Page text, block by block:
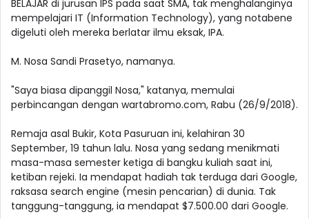
BELAJAR di jurusan IPS pada saat SMA, tak menghalanginya
mempelajari IT (Information Technology), yang notabene
digeluti oleh mereka berlatar ilmu eksak, IPA.
M. Nosa Sandi Prasetyo, namanya.
"Saya biasa dipanggil Nosa," katanya, memulai
perbincangan dengan wartabromo.com, Rabu (26/9/2018).
Remaja asal Bukir, Kota Pasuruan ini, kelahiran 30
September, 19 tahun lalu. Nosa yang sedang menikmati
masa-masa semester ketiga di bangku kuliah saat ini,
ketiban rejeki. Ia mendapat hadiah tak terduga dari Google,
raksasa search engine (mesin pencarian) di dunia. Tak
tanggung-tanggung, ia mendapat $7.500.00 dari Google.